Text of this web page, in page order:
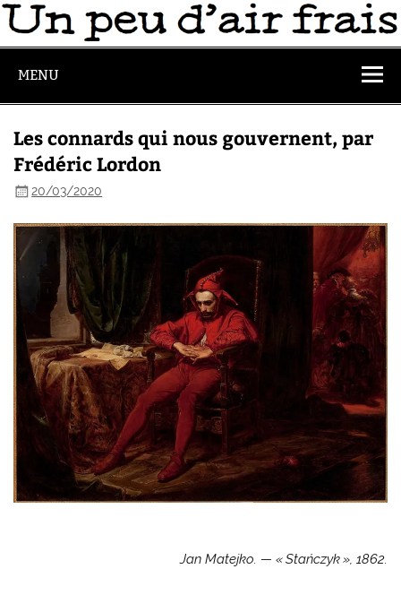
MENU
Les connards qui nous gouvernent, par
Frédéric Lordon
20/03/2020
Jan Matejko. — «Stańczyk», 1862.